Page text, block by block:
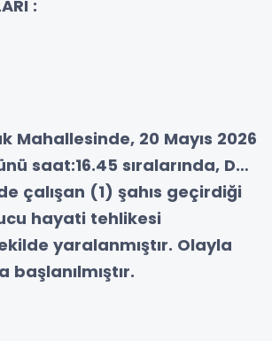
:
Mahallesinde, 20 Mayıs 2026
saat:16.45 sıralarında, D…
çalışan (1) şahıs geçirdiği
hayati tehlikesi
yaralanmıştır. Olayla